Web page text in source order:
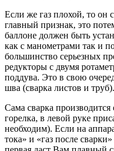
Если же газ плохой, то он
главный признак, это
баллоне должен быть
как с манометрами так и
большинство серьезных
редукторы с двумя
поддува. Это в свою
шва (сварка листов и труб).
Сама сварка
горелка, в левой руке
необходим). Если на
тока» и «газ после